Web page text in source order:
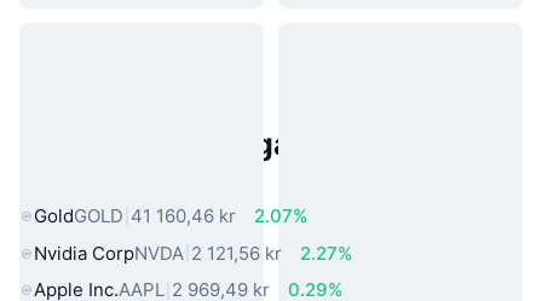
Populära tillgångar från den
GoldGOLD 41 160,46 kr
2.07%
Nvidia CorpNVDA 2 121,56 kr
2.27%
Apple Inc.AAPL 2 969,49 kr 0.29%